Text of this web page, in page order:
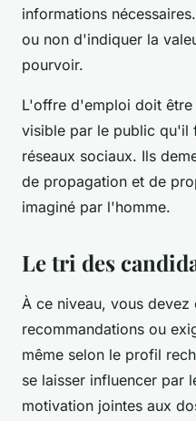
informations
ou non d'indiquer la
pourvoir.
L'offre d'emploi doit
visible par le public qu'il
réseaux sociaux. Ils
de propagation et de
imaginé par l'homme.
Le tri des
À ce niveau, vous
recommandations ou
même selon le profil
se laisser influencer par
motivation jointes aux